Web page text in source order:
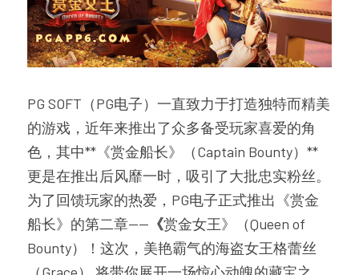
PG SOFT（PG电子）一直致力于打造独特而精美
的游戏，近年来推出了众多备受玩家喜爱的角
色，其中**《赏金船长》（Captain Bounty）**
更是在推出后风靡一时，吸引了大批忠实粉丝。
为了回馈玩家的热爱，PG电子正式推出《赏金
船长》的第二章—— 《赏金女王》（Queen of
Bounty）！这次，美艳霸气的海盗女王格蕾丝